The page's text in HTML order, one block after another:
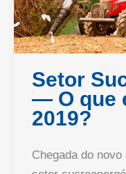
Setor
— O que
2019?
Chegada do